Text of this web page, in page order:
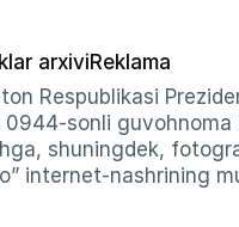
arxiviReklama
Respublikasi
sonli
shuningdek,
internet-nashrining